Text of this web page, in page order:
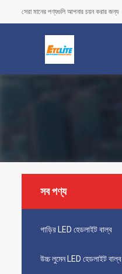
সেরা মানের পণ্যগুলি আপনার চয়ন করার জন্য
সব পণ্য
গাড়ির LED হেডলাইট বাল্ব
উচ্চ লুমেন LED হেডলাইট বাল্ব